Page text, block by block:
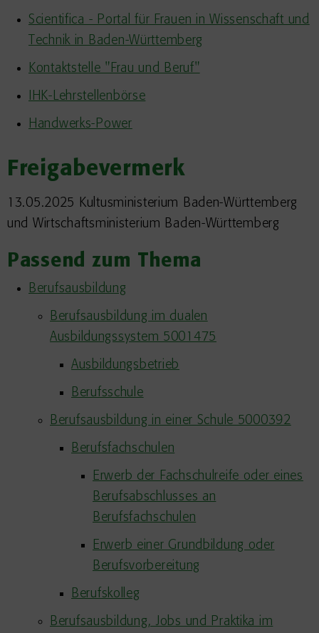
Scientifica - Portal für Frauen in Wissenschaft und
Technik in Baden-Württemberg
Kontaktstelle "Frau und Beruf"
IHK-Lehrstellenbörse
Handwerks-Power
Freigabevermerk
13.05.2025 Kultusministerium Baden-Württemberg
und Wirtschaftsministerium Baden-Württemberg
Passend zum Thema
Berufsausbildung
Berufsausbildung im dualen
Ausbildungssystem 5001475
Ausbildungsbetrieb
Berufsschule
Berufsausbildung in einer Schule 5000392
Berufsfachschulen
Erwerb der Fachschulreife oder eines
Berufsabschlusses an
Berufsfachschulen
Erwerb einer Grundbildung oder
Berufsvorbereitung
Berufskolleg
Berufsausbildung, Jobs und Praktika im